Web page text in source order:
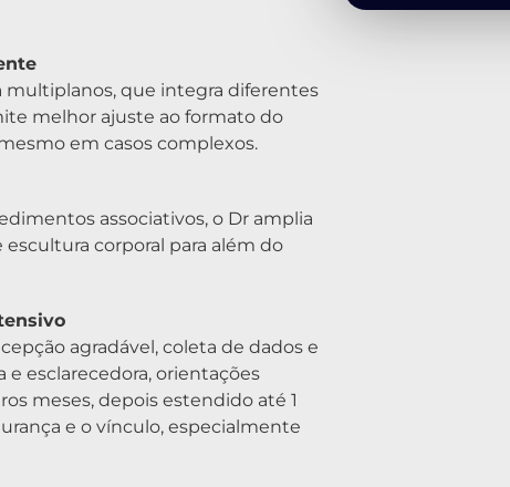
multiplanos, que integra diferentes
melhor ajuste ao formato do
em casos complexos.
associativos, o Dr amplia
corporal para além do
agradável, coleta de dados e
esclarecedora, orientações
meses, depois estendido até 1
e o vínculo, especialmente